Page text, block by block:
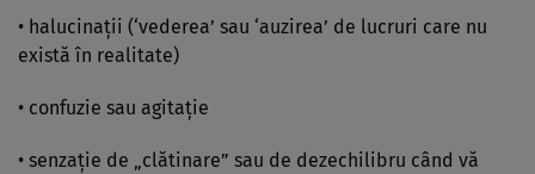
• halucinaţii (‘vederea’ sau ‘auzirea’ de lucruri care nu
există în realitate)
• confuzie sau agitaţie
• senzaţie de „clătinare” sau de dezechilibru când vă